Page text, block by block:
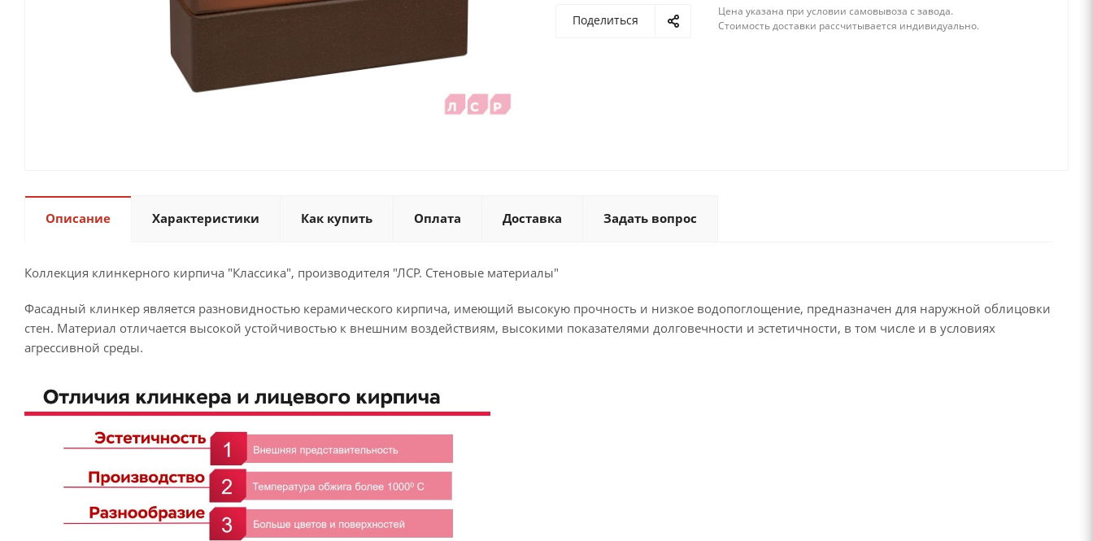
Поделиться
Цена указана при условии самовывоза с завода.
Стоимость доставки рассчитывается индивидуально.
Описание Характеристики Как купить Оплата Доставка Задать вопрос
Коллекция клинкерного кирпича "Классика", производителя "ЛСР. Стеновые материалы"
Фасадный клинкер является разновидностью керамического кирпича, имеющий высокую прочность и низкое водопоглощение, предназначен для наружной облицовки
стен. Материал отличается высокой устойчивостью к внешним воздействиям, высокими показателями долговечности и эстетичности, в том числе и в условиях
агрессивной среды.